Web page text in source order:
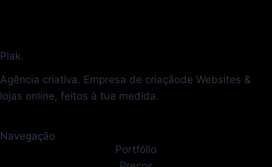
Plak.
Agência criativa. Empresa de criaçãode Websites &
lojas online, feitos à tua medida.
Navegação
Portfólio